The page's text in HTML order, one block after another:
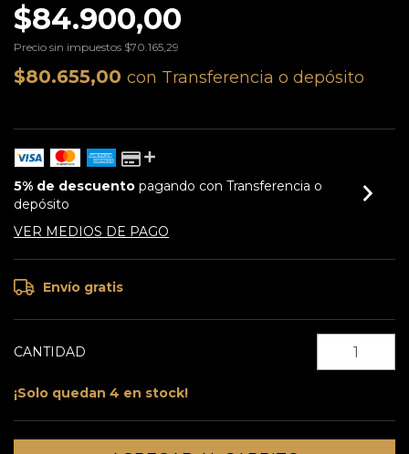
$84.900,00
Precio sin impuestos $70.165,29
$80.655,00 con Transferencia o depósito
5% de descuento pagando con Transferencia o
depósito
VER MEDIOS DE PAGO
Envío gratis
CANTIDAD
¡Solo quedan 4 en stock!